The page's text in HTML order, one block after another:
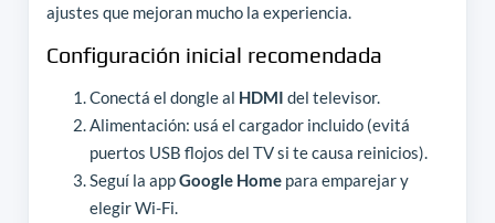
ajustes que mejoran mucho la experiencia.
Configuración inicial recomendada
Conectá el dongle al HDMI del televisor.
Alimentación: usá el cargador incluido (evitá
puertos USB flojos del TV si te causa reinicios).
Seguí la appGoogle Home para emparejar y
elegir Wi-Fi.